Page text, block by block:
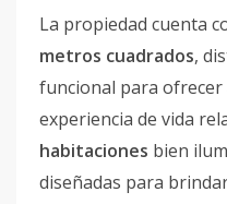
La propiedad cuenta
metros cuadrados,
funcional para ofrecer
experiencia de vida
habitaciones bien
diseñadas para